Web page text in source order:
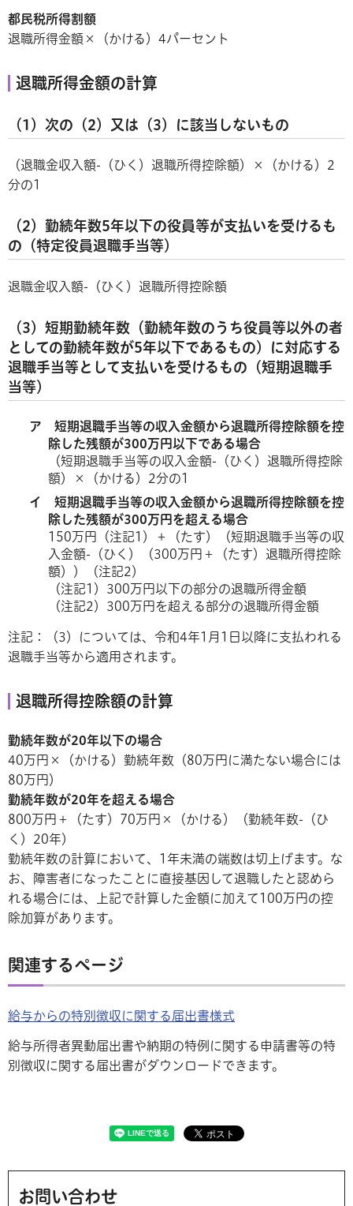
都民税所得割額
退職所得金額×（かける）4パーセント
退職所得金額の計算
（1）次の（2）又は（3）に該当しないもの
（退職金収入額-（ひく）退職所得控除額）×（かける）2
分の1
（2）勤続年数5年以下の役員等が支払いを受けるも
の（特定役員退職手当等）
退職金収入額-（ひく）退職所得控除額
（3）短期勤続年数（勤続年数のうち役員等以外の者
としての勤続年数が5年以下であるもの）に対応する
退職手当等として支払いを受けるもの（短期退職手
当等）
ア 短期退職手当等の収入金額から退職所得控除額を控
除した残額が300万円以下である場合
（短期退職手当等の収入金額-（ひく）退職所得控除
額）×（かける）2分の1
イ 短期退職手当等の収入金額から退職所得控除額を控
除した残額が300万円を超える場合
150万円（注記1）＋（たす）（短期退職手当等の収
入金額-（ひく）（300万円＋（たす）退職所得控除
額））（注記2）
（注記1）300万円以下の部分の退職所得金額
（注記2）300万円を超える部分の退職所得金額
注記：（3）については、令和4年1月1日以降に支払われる
退職手当等から適用されます。
退職所得控除額の計算
勤続年数が20年以下の場合
40万円×（かける）勤続年数（80万円に満たない場合には
80万円）
勤続年数が20年を超える場合
800万円＋（たす）70万円×（かける）（勤続年数-（ひ
く）20年）
勤続年数の計算において、1年未満の端数は切上げます。な
お、障害者になったことに直接基因して退職したと認めら
れる場合には、上記で計算した金額に加えて100万円の控
除加算があります。
関連するページ
給与からの特別徴収に関する届出書様式
給与所得者異動届出書や納期の特例に関する申請書等の特
別徴収に関する届出書がダウンロードできます。
お問い合わせ